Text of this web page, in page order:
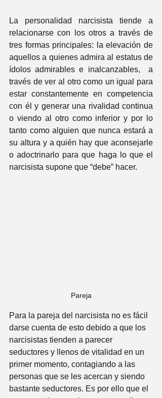
La personalidad narcisista tiende a
relacionarse con los otros a través de
tres formas principales: la elevación de
aquellos a quienes admira al estatus de
ídolos admirables e inalcanzables,  a
través de ver al otro como un igual para
estar constantemente en competencia
con él y generar una rivalidad continua
o viendo al otro como inferior y por lo
tanto como alguien que nunca estará a
su altura y a quién hay que aconsejarle
o adoctrinarlo para que haga lo que el
narcisista supone que “debe” hacer.
Pareja
Para la pareja del narcisista no es fácil
darse cuenta de esto debido a que los
narcisistas tienden a parecer
seductores y llenos de vitalidad en un
primer momento, contagiando a las
personas que se les acercan y siendo
bastante seductores. Es por ello que el